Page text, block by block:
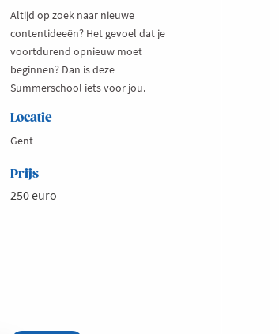
Altijd op zoek naar nieuwe
contentideeën? Het gevoel dat je
voortdurend opnieuw moet
beginnen? Dan is deze
Summerschool iets voor jou.
Locatie
Gent
Prijs
250 euro